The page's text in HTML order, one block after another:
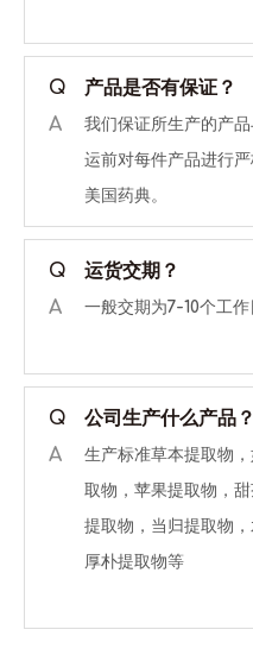
Q
产品是否有保证？
A
我们保证所生产的产
运前对每件产品进行
美国药典。
Q
运货交期？
A
一般交期为7-10个工作
Q
公司生产什么产品？
A
生产标准草本提取物
取物，苹果提取物，
提取物，当归提取物
厚朴提取物等